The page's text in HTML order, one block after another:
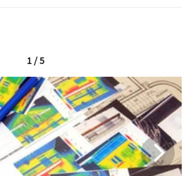
1 / 5